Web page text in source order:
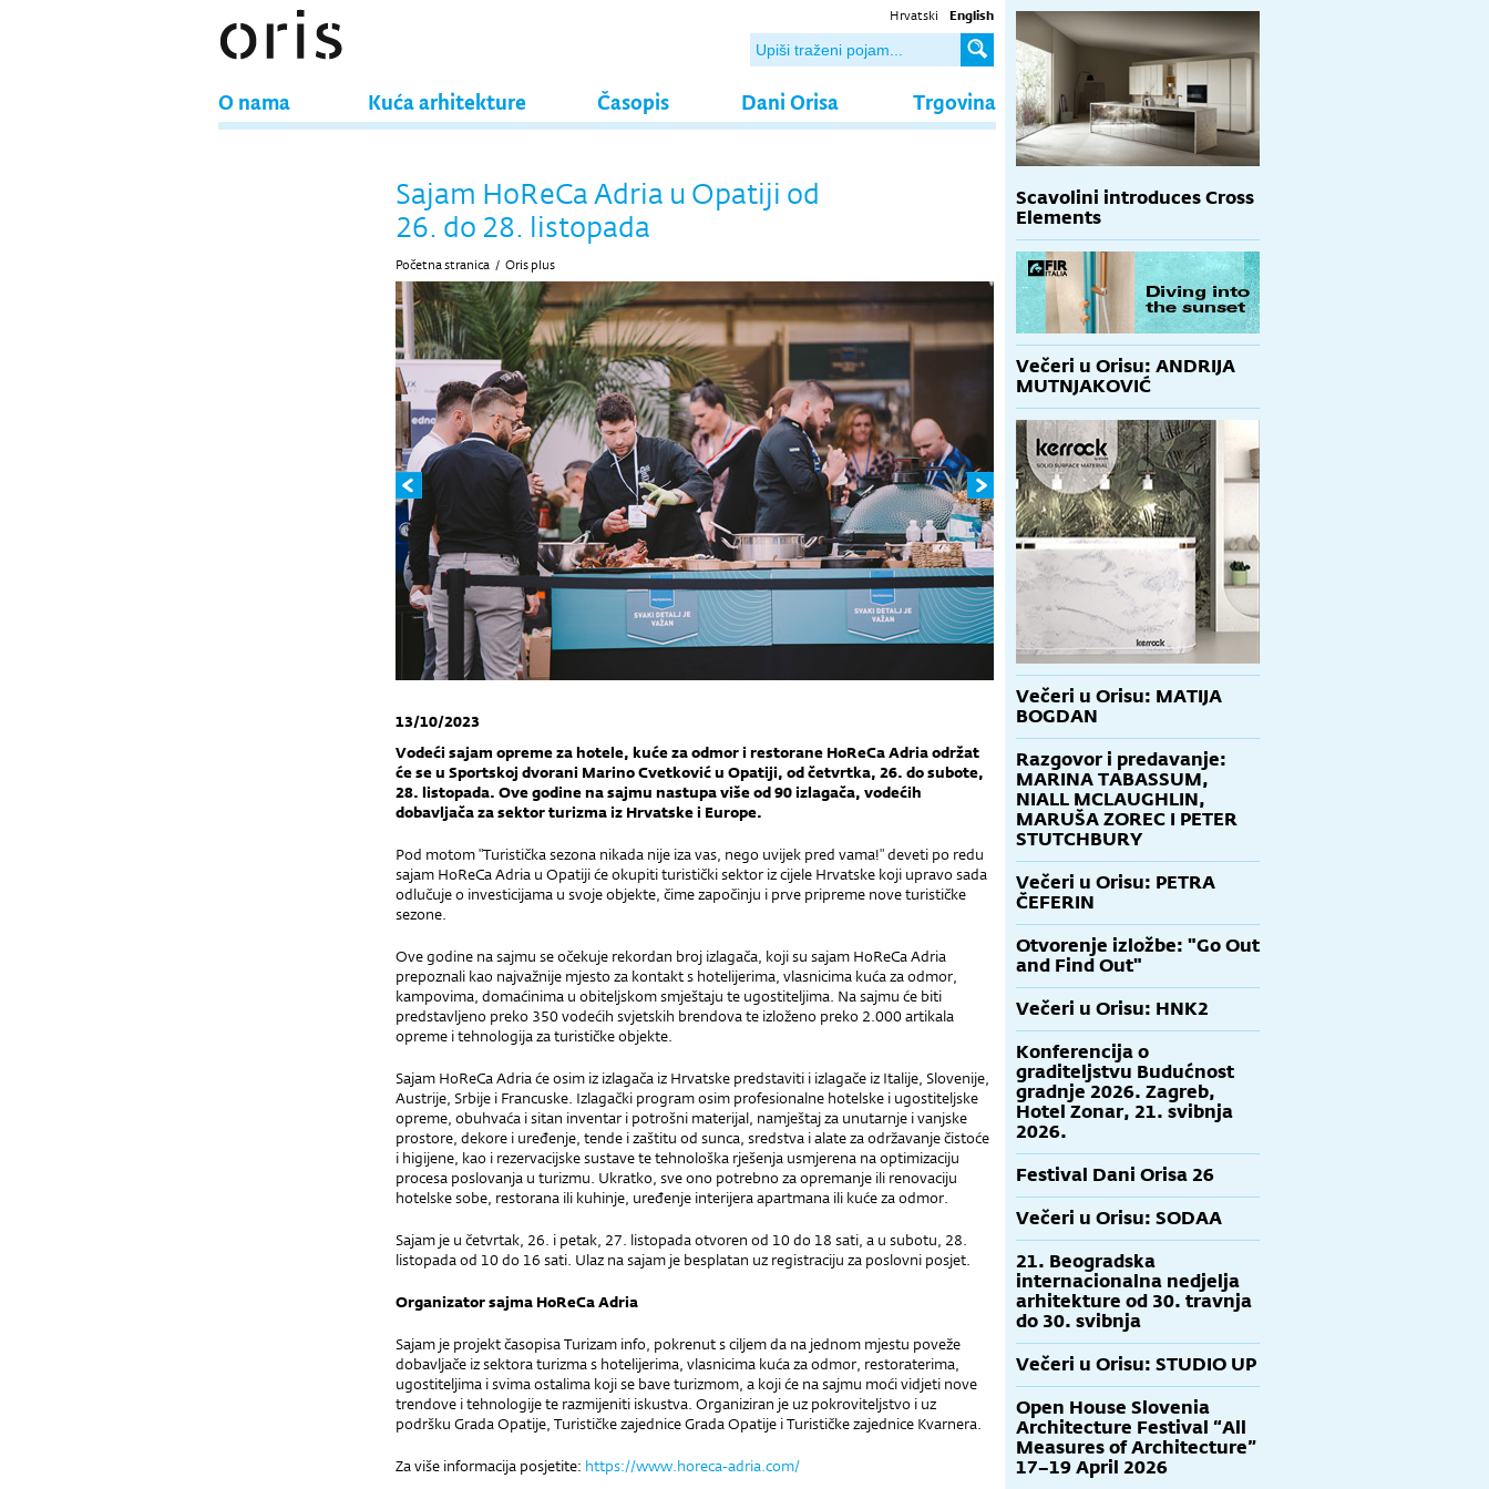
Hrvatski English
O nama Kuća arhitekture Časopis Dani Orisa Trgovina
Sajam HoReCa Adria u Opatiji od
26. do 28. listopada
Početna stranica / Oris plus
13/10/2023
Vodeći sajam opreme za hotele, kuće za odmor i restorane HoReCa Adria održat
će se u Sportskoj dvorani Marino Cvetković u Opatiji, od četvrtka, 26. do subote,
28. listopada. Ove godine na sajmu nastupa više od 90 izlagača, vodećih
dobavljača za sektor turizma iz Hrvatske i Europe.
Pod motom "Turistička sezona nikada nije iza vas, nego uvijek pred vama!" deveti po redu
sajam HoReCa Adria u Opatiji će okupiti turistički sektor iz cijele Hrvatske koji upravo sada
odlučuje o investicijama u svoje objekte, čime započinju i prve pripreme nove turističke
sezone.
Ove godine na sajmu se očekuje rekordan broj izlagača, koji su sajam HoReCa Adria
prepoznali kao najvažnije mjesto za kontakt s hotelijerima, vlasnicima kuća za odmor,
kampovima, domaćinima u obiteljskom smještaju te ugostiteljima. Na sajmu će biti
predstavljeno preko 350 vodećih svjetskih brendova te izloženo preko 2.000 artikala
opreme i tehnologija za turističke objekte.
Sajam HoReCa Adria će osim iz izlagača iz Hrvatske predstaviti i izlagače iz Italije, Slovenije,
Austrije, Srbije i Francuske. Izlagački program osim profesionalne hotelske i ugostiteljske
opreme, obuhvaća i sitan inventar i potrošni materijal, namještaj za unutarnje i vanjske
prostore, dekore i uređenje, tende i zaštitu od sunca, sredstva i alate za održavanje čistoće
i higijene, kao i rezervacijske sustave te tehnološka rješenja usmjerena na optimizaciju
procesa poslovanja u turizmu. Ukratko, sve ono potrebno za opremanje ili renovaciju
hotelske sobe, restorana ili kuhinje, uređenje interijera apartmana ili kuće za odmor.
Sajam je u četvrtak, 26. i petak, 27. listopada otvoren od 10 do 18 sati, a u subotu, 28.
listopada od 10 do 16 sati. Ulaz na sajam je besplatan uz registraciju za poslovni posjet.
Organizator sajma HoReCa Adria
Sajam je projekt časopisa Turizam info, pokrenut s ciljem da na jednom mjestu poveže
dobavljače iz sektora turizma s hotelijerima, vlasnicima kuća za odmor, restoraterima,
ugostiteljima i svima ostalima koji se bave turizmom, a koji će na sajmu moći vidjeti nove
trendove i tehnologije te razmijeniti iskustva. Organiziran je uz pokroviteljstvo i uz
podršku Grada Opatije, Turističke zajednice Grada Opatije i Turističke zajednice Kvarnera.
Za više informacija posjetite: https://www.horeca-adria.com/
Scavolini introduces Cross
Elements
Večeri u Orisu: ANDRIJA
MUTNJAKOVIĆ
Večeri u Orisu: MATIJA
BOGDAN
Razgovor i predavanje:
MARINA TABASSUM,
NIALL MCLAUGHLIN,
MARUŠA ZOREC I PETER
STUTCHBURY
Večeri u Orisu: PETRA
ČEFERIN
Otvorenje izložbe: "Go Out
and Find Out"
Večeri u Orisu: HNK2
Konferencija o
graditeljstvu Budućnost
gradnje 2026. Zagreb,
Hotel Zonar, 21. svibnja
2026.
Festival Dani Orisa 26
Večeri u Orisu: SODAA
21. Beogradska
internacionalna nedjelja
arhitekture od 30. travnja
do 30. svibnja
Večeri u Orisu: STUDIO UP
Open House Slovenia
Architecture Festival “All
Measures of Architecture”
17–19 April 2026